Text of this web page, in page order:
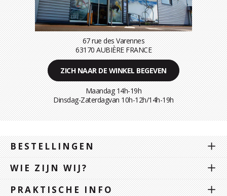
67 rue des Varennes
63170 AUBIÈRE FRANCE
ZICH NAAR DE WINKEL BEGEVEN
Maandag 14h-19h
Dinsdag-Zaterdagvan 10h-12h/14h-19h
BESTELLINGEN
WIE ZIJN WIJ?
PRAKTISCHE INFO